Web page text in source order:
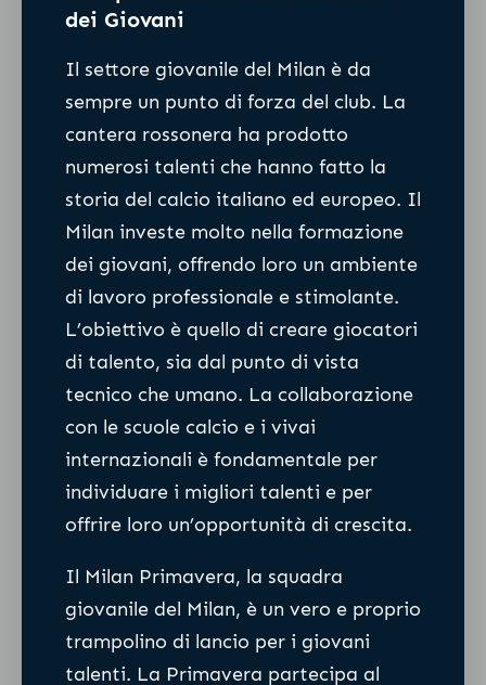
dei Giovani
Il settore giovanile del Milan è da
sempre un punto di forza del club. La
cantera rossonera ha prodotto
numerosi talenti che hanno fatto la
storia del calcio italiano ed europeo. Il
Milan investe molto nella formazione
dei giovani, offrendo loro un ambiente
di lavoro professionale e stimolante.
L’obiettivo è quello di creare giocatori
di talento, sia dal punto di vista
tecnico che umano. La collaborazione
con le scuole calcio e i vivai
internazionali è fondamentale per
individuare i migliori talenti e per
offrire loro un’opportunità di crescita.
Il Milan Primavera, la squadra
giovanile del Milan, è un vero e proprio
trampolino di lancio per i giovani
talenti. La Primavera partecipa al